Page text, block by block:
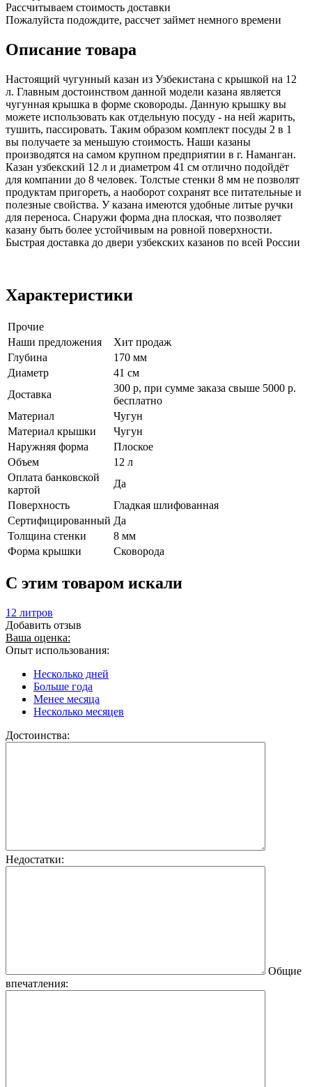
Рассчитываем стоимость доставки
Пожалуйста подождите, рассчет займет немного времени
Описание товара
Настоящий чугунный казан из Узбекистана с крышкой на 12
л. Главным достоинством данной модели казана является
чугунная крышка в форме сковороды. Данную крышку вы
можете использовать как отдельную посуду - на ней жарить,
тушить, пассировать. Таким образом комплект посуды 2 в 1
вы получаете за меньшую стоимость. Наши казаны
производятся на самом крупном предприятии в г. Наманган.
Казан узбекский 12 л и диаметром 41 см отлично подойдёт
для компании до 8 человек. Толстые стенки 8 мм не позволят
продуктам пригореть, а наоборот сохранят все питательные и
полезные свойства. У казана имеются удобные литые ручки
для переноса. Снаружи форма дна плоская, что позволяет
казану быть более устойчивым на ровной поверхности.
Быстрая доставка до двери узбекских казанов по всей России
Характеристики
Прочие
Наши предложения
Хит продаж
Глубина
170 мм
Диаметр
41 см
Доставка
300 р, при сумме заказа свыше 5000 р.
бесплатно
Материал
Чугун
Материал крышки
Чугун
Наружняя форма
Плоское
Объем
12 л
Оплата банковской
картой
Да
Поверхность
Гладкая шлифованная
Сертифицированный Да
Толщина стенки
8 мм
Форма крышки
Сковорода
C этим товаром искали
12 литров
Добавить отзыв
Ваша оценка:
Опыт использования:
Несколько дней
Больше года
Менее месяца
Несколько месяцев
Достоинства:
Недостатки:
Общие
впечатления: